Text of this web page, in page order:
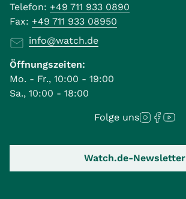
Telefon: +49 711 933 0890
Fax: +49 711 933 08950
info@watch.de
Öffnungszeiten:
Mo. - Fr., 10:00 - 19:00
Sa., 10:00 - 18:00
Folge uns
Watch.de-Newsletter